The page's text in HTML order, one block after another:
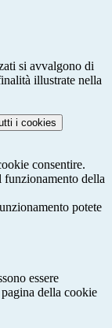
si avvalgono di
illustrate nella
i cookies
consentire.
funzionamento della
potete
essere
della cookie